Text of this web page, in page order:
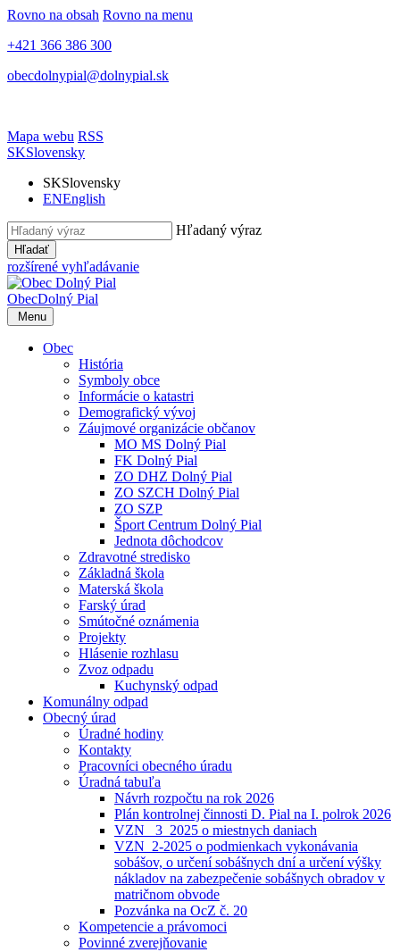
Rovno na obsah Rovno na menu
+421 366 386 300
obecdolnypial@dolnypial.sk
Mapa webu RSS
SKSlovensky
SKSlovensky
ENEnglish
Hľadaný výraz
Hľadať
rozšírené vyhľadávanie
ObecDolný Pial
Menu
Obec
História
Symboly obce
Informácie o katastri
Demografický vývoj
Záujmové organizácie občanov
MO MS Dolný Pial
FK Dolný Pial
ZO DHZ Dolný Pial
ZO SZCH Dolný Pial
ZO SZP
Šport Centrum Dolný Pial
Jednota dôchodcov
Zdravotné stredisko
Základná škola
Materská škola
Farský úrad
Smútočné oznámenia
Projekty
Hlásenie rozhlasu
Zvoz odpadu
Kuchynský odpad
Komunálny odpad
Obecný úrad
Úradné hodiny
Kontakty
Pracovníci obecného úradu
Úradná tabuľa
Návrh rozpočtu na rok 2026
Plán kontrolnej činnosti D. Pial na I. polrok 2026
VZN _3_2025 o miestnych daniach
VZN_2-2025 o podmienkach vykonávania
sobášov, o určení sobášnych dní a určení výšky
nákladov na zabezpečenie sobášnych obradov v
matričnom obvode
Pozvánka na OcZ č. 20
Kompetencie a právomoci
Povinné zverejňovanie